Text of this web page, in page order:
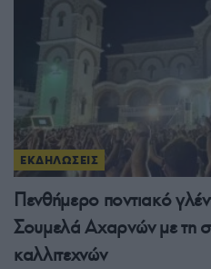
ΕΚΔΗΛΩΣΕΙΣ
Πενθήμερο ποντιακό
Σουμελά Αχαρνών με τη
καλλιτεχνών